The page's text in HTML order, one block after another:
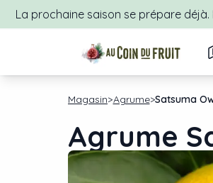
La prochaine saison se prépare
Magasin Agrume Satsuma
Agrume